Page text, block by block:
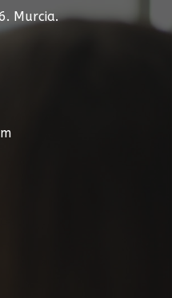
Murcia.